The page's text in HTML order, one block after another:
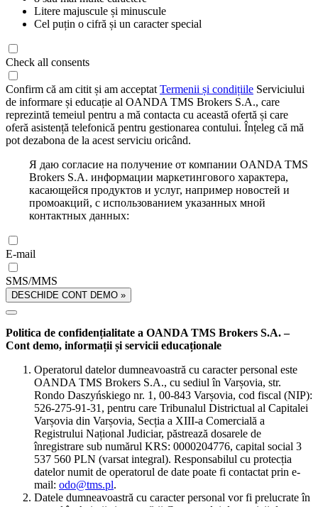
Litere majuscule și minuscule
Cel puțin o cifră și un caracter special
Check all consents
Confirm că am citit și am acceptat Termenii și condițiile Serviciului
de informare și educație al OANDA TMS Brokers S.A., care
reprezintă temeiul pentru a mă contacta cu această ofertă și care
oferă asistență telefonică pentru gestionarea contului. Înțeleg că mă
pot dezabona de la acest serviciu oricând.
Я даю согласие на получение от компании OANDA TMS
Brokers S.A. информации маркетингового характера,
касающейся продуктов и услуг, например новостей и
промоакций, с использованием указанных мной
контактных данных:
E-mail
SMS/MMS
DESCHIDE CONT DEMO »
Politica de confidențialitate a OANDA TMS Brokers S.A. –
Cont demo, informații și servicii educaționale
Operatorul datelor dumneavoastră cu caracter personal este
OANDA TMS Brokers S.A., cu sediul în Varșovia, str.
Rondo Daszyńskiego nr. 1, 00-843 Varșovia, cod fiscal (NIP):
526-275-91-31, pentru care Tribunalul Districtual al Capitalei
Varșovia din Varșovia, Secția a XIII-a Comercială a
Registrului Național Judiciar, păstrează dosarele de
înregistrare sub numărul KRS: 0000204776, capital social 3
537 560 PLN (varsat integral). Responsabilul cu protecția
datelor numit de operatorul de date poate fi contactat prin e-
mail: odo@tms.pl.
Datele dumneavoastră cu caracter personal vor fi prelucrate în